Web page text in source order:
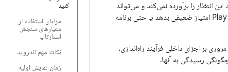
کنید
مزایای استفاده از
معیارهای سنجش
استارتاپ
نکات مهم اندروید
زمان نمایش اولیه
انتظار را برآورده نمی‌کند و می‌تواند
کاربران را ناامید کند. این نوع تجربه ضعیف می‌تواند باعث شود کاربر به برنامه شما در فروشگاه Play امتیاز ضعیفی بدهد یا حتی برنامه
بر اجزای داخلی فرآیند راه‌اندازی،
رسیدگی به آنها.